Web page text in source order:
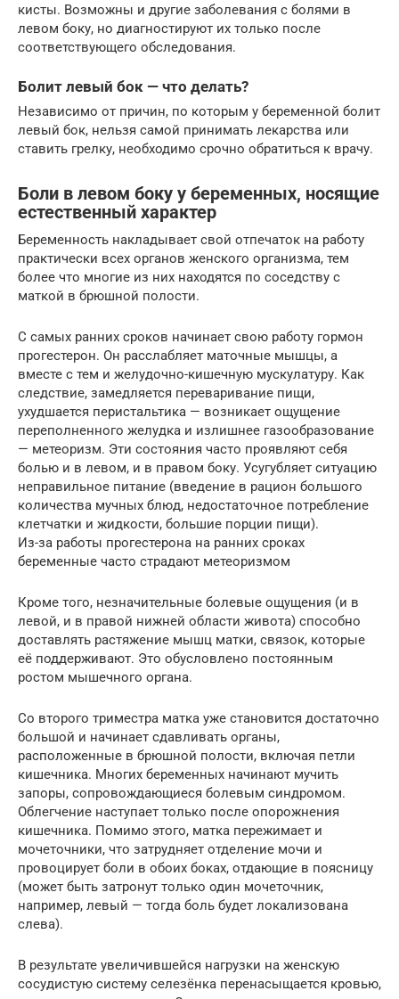
кисты. Возможны и другие заболевания с болями в
левом боку, но диагностируют их только после
соответствующего обследования.
Болит левый бок — что делать?
Независимо от причин, по которым у беременной болит
левый бок, нельзя самой принимать лекарства или
ставить грелку, необходимо срочно обратиться к врачу.
Боли в левом боку у беременных, носящие
естественный характер
Беременность накладывает свой отпечаток на работу
практически всех органов женского организма, тем
более что многие из них находятся по соседству с
маткой в брюшной полости.
С самых ранних сроков начинает свою работу гормон
прогестерон. Он расслабляет маточные мышцы, а
вместе с тем и желудочно-кишечную мускулатуру. Как
следствие, замедляется переваривание пищи,
ухудшается перистальтика — возникает ощущение
переполненного желудка и излишнее газообразование
— метеоризм. Эти состояния часто проявляют себя
болью и в левом, и в правом боку. Усугубляет ситуацию
неправильное питание (введение в рацион большого
количества мучных блюд, недостаточное потребление
клетчатки и жидкости, большие порции пищи).
Из-за работы прогестерона на ранних сроках
беременные часто страдают метеоризмом
Кроме того, незначительные болевые ощущения (и в
левой, и в правой нижней области живота) способно
доставлять растяжение мышц матки, связок, которые
её поддерживают. Это обусловлено постоянным
ростом мышечного органа.
Со второго триместра матка уже становится достаточно
большой и начинает сдавливать органы,
расположенные в брюшной полости, включая петли
кишечника. Многих беременных начинают мучить
запоры, сопровождающиеся болевым синдромом.
Облегчение наступает только после опорожнения
кишечника. Помимо этого, матка пережимает и
мочеточники, что затрудняет отделение мочи и
провоцирует боли в обоих боках, отдающие в поясницу
(может быть затронут только один мочеточник,
например, левый — тогда боль будет локализована
слева).
В результате увеличившейся нагрузки на женскую
сосудистую систему селезёнка перенасыщается кровью,